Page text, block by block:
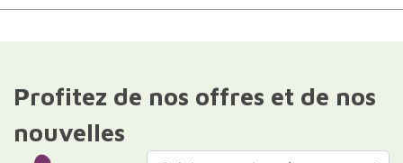
Profitez de nos offres et de nos
nouvelles